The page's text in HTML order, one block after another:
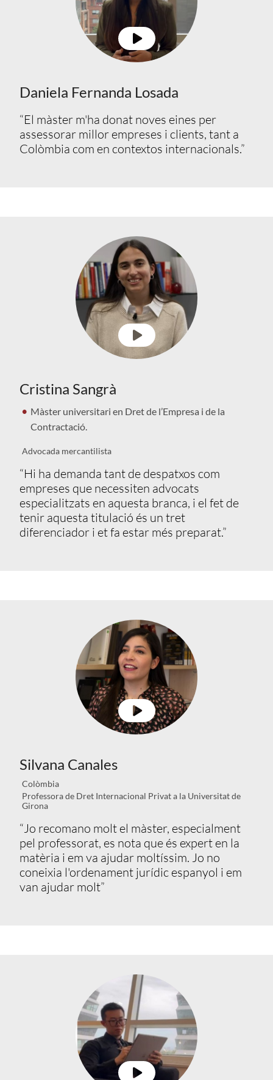
Daniela Fernanda Losada
“El màster m'ha donat noves eines per
assessorar millor empreses i clients, tant a
Colòmbia com en contextos internacionals.”
Cristina Sangrà
Màster universitari en Dret de l’Empresa i de la
Contractació.
Advocada mercantilista
“Hi ha demanda tant de despatxos com
empreses que necessiten advocats
especialitzats en aquesta branca, i el fet de
tenir aquesta titulació és un tret
diferenciador i et fa estar més preparat.”
Silvana Canales
Colòmbia
Professora de Dret Internacional Privat a la Universitat de
Girona
“Jo recomano molt el màster, especialment
pel professorat, es nota que és expert en la
matèria i em va ajudar moltíssim. Jo no
coneixia l'ordenament jurídic espanyol i em
van ajudar molt”